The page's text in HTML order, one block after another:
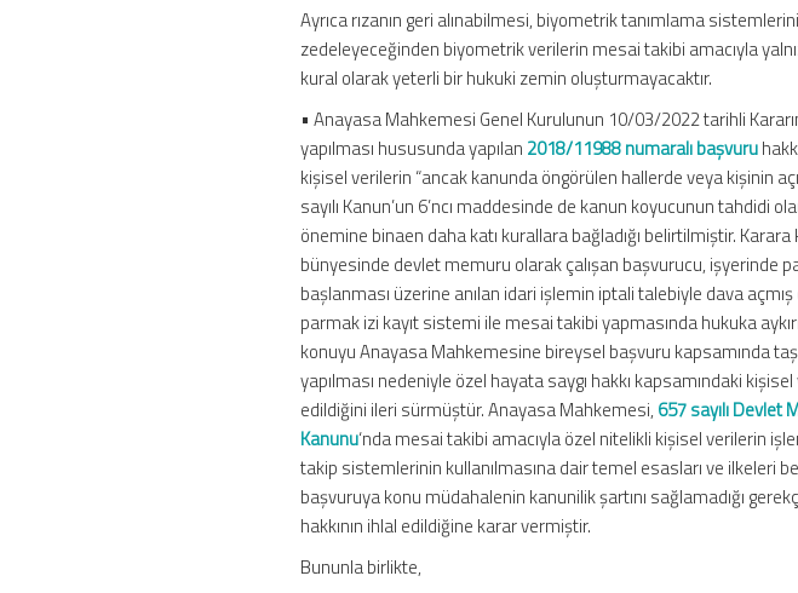
Ayrıca rızanın geri alınabilmesi, biyometrik tanımlama
zedeleyeceğinden biyometrik verilerin mesai takibi amacıyla
kural olarak yeterli bir hukuki zemin oluşturmayacaktır.
• Anayasa Mahkemesi Genel Kurulunun 10/03/2022 tarihli
yapılması hususunda yapılan 2018/11988 numaralı başvuru
kişisel verilerin “ancak kanunda öngörülen hallerde veya kişinin
sayılı Kanun’un 6’ncı maddesinde de kanun koyucunun tahdidi
önemine binaen daha katı kurallara bağladığı belirtilmiştir.
bünyesinde devlet memuru olarak çalışan başvurucu, işyerinde
başlanması üzerine anılan idari işlemin iptali talebiyle dava
parmak izi kayıt sistemi ile mesai takibi yapmasında hukuka
konuyu Anayasa Mahkemesine bireysel başvuru kapsamında
yapılması nedeniyle özel hayata saygı hakkı kapsamındaki
edildiğini ileri sürmüştür. Anayasa Mahkemesi, 657 sayılı Devlet
Kanunu‘nda mesai takibi amacıyla özel nitelikli kişisel verilerin
takip sistemlerinin kullanılmasına dair temel esasları ve ilkeleri
başvuruya konu müdahalenin kanunilik şartını sağlamadığı
hakkının ihlal edildiğine karar vermiştir.
Bununla birlikte,